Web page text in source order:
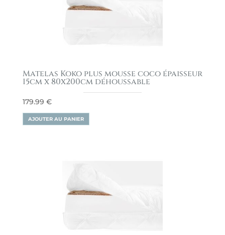
Matelas Koko plus mousse coco épaisseur
15cm x 80x200cm déhoussable
179.99 €
AJOUTER AU PANIER